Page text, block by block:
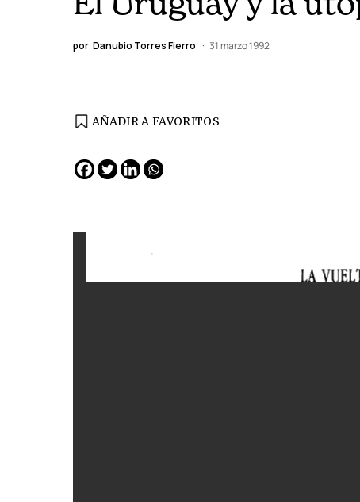
por Danubio Torres Fierro 31 marzo 1992
AÑADIR A FAVORITOS